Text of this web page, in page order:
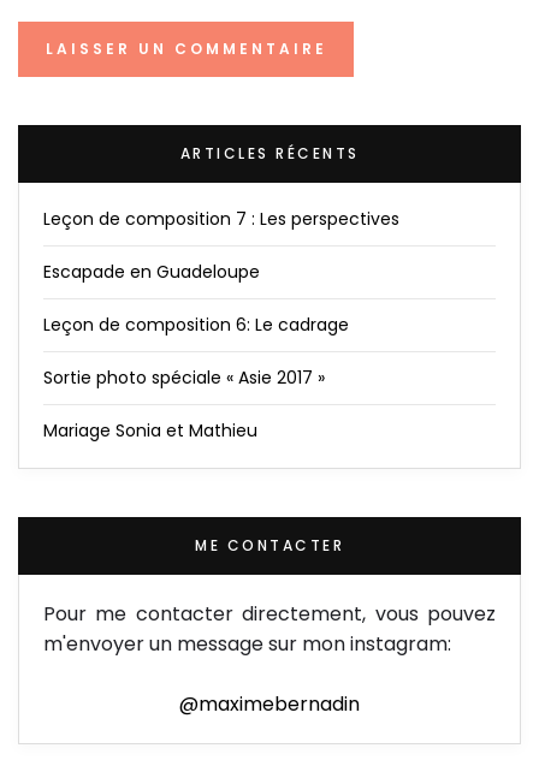
ARTICLES RÉCENTS
Leçon de composition 7 : Les perspectives
Escapade en Guadeloupe
Leçon de composition 6: Le cadrage
Sortie photo spéciale « Asie 2017 »
Mariage Sonia et Mathieu
ME CONTACTER
Pour me contacter directement, vous pouvez
m'envoyer un message sur mon instagram:
@maximebernadin